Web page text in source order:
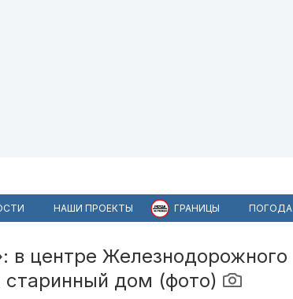
НАШИ ПРОЕКТЫ ГРАНИЦЫ ПОГОДА
в центре Железнодорожного
дом (фото)